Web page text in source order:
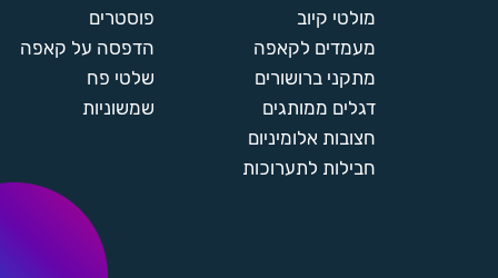
מולטי קיוב
מעמדים לקאפה
מתקני ברושורים
דגלים ממותגים
חצובות אלומיניום
חבילות לתערוכות
פוסטרים
הדפסה על קאפה
שלטי פח
שמשוניות